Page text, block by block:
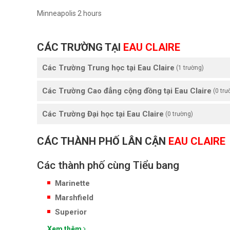
Minneapolis 2 hours
CÁC TRƯỜNG TẠI EAU CLAIRE
Các Trường Trung học tại Eau Claire (1 trường)
Các Trường Cao đẳng cộng đồng tại Eau Claire (0
Các Trường Đại học tại Eau Claire (0 trường)
CÁC THÀNH PHỐ LÂN CẬN EAU CLAIRE
Các thành phố cùng Tiểu bang
Marinette
Marshfield
Superior